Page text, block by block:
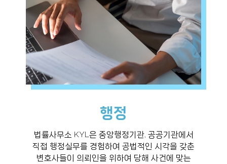
행정
법률사무소 KYL은 중앙행정기관, 공공기관에서
직접 행정실무를 경험하여 공법적인 시각을 갖춘
변호사들이 의뢰인을 위하여 당해 사건에 맞는